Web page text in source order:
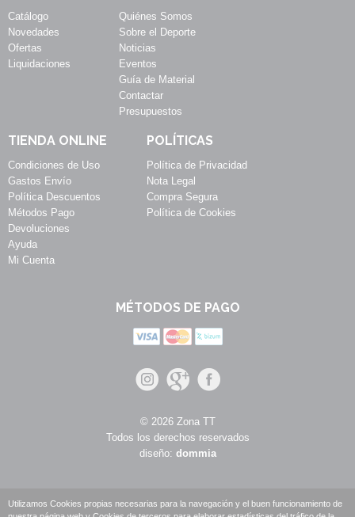
Catálogo
Novedades
Ofertas
Liquidaciones
Quiénes Somos
Sobre el Deporte
Noticias
Eventos
Guía de Material
Contactar
Presupuestos
TIENDA ONLINE
Condiciones de Uso
Gastos Envío
Política Descuentos
Métodos Pago
Devoluciones
Ayuda
Mi Cuenta
POLÍTICAS
Política de Privacidad
Nota Legal
Compra Segura
Política de Cookies
MÉTODOS DE PAGO
© 2026 Zona TT
Todos los derechos reservados
diseño: dommia
Utilizamos Cookies propias necesarias para la navegación y el buen funcionamiento de